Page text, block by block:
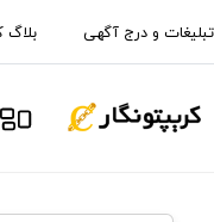
تبلیغات و درج آگهی بلاگ